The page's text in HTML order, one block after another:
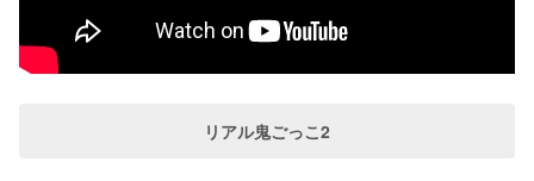
リアル鬼ごっこ2